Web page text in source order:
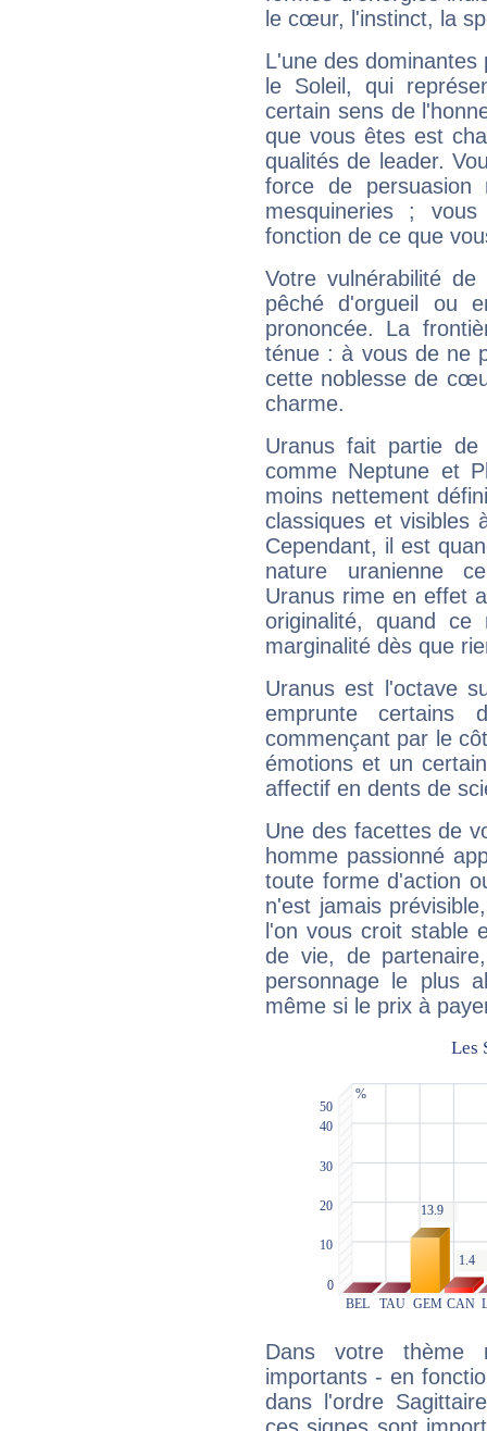
le cœur, l'instinct, la
L'une des
le Soleil, qui
certain sens de
que vous êtes est
qualités de leader.
force de
mesquineries ;
fonction de ce que
Votre vulnérabilité
pêché d'orgueil ou
prononcée. La
ténue : à vous de ne
cette noblesse de
charme.
Uranus fait partie
comme Neptune et
moins nettement
classiques et visibles
Cependant, il est
nature uranienne
Uranus rime en effet
originalité, quand ce
marginalité dès que
Uranus est l'octave
emprunte
commençant par le
émotions et un
affectif en dents de
Une des facettes de
homme passionné
toute forme d'action
n'est jamais
l'on vous croit stable
de vie, de
personnage le plus
même si le prix à
Dans votre thème
importants - en
dans l'ordre